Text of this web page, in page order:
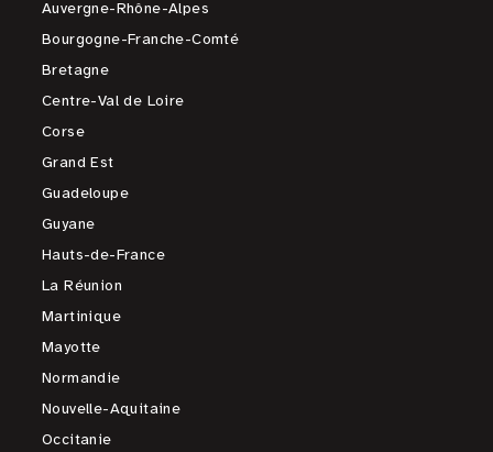
Auvergne-Rhône-Alpes
Bourgogne-Franche-Comté
Bretagne
Centre-Val de Loire
Corse
Grand Est
Guadeloupe
Guyane
Hauts-de-France
La Réunion
Martinique
Mayotte
Normandie
Nouvelle-Aquitaine
Occitanie